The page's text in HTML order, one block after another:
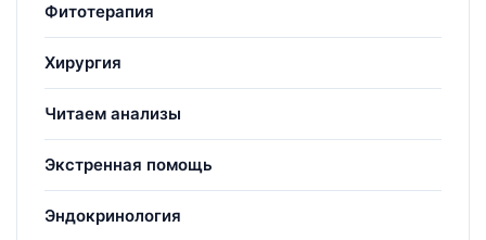
Фитотерапия
Хирургия
Читаем анализы
Экстренная помощь
Эндокринология